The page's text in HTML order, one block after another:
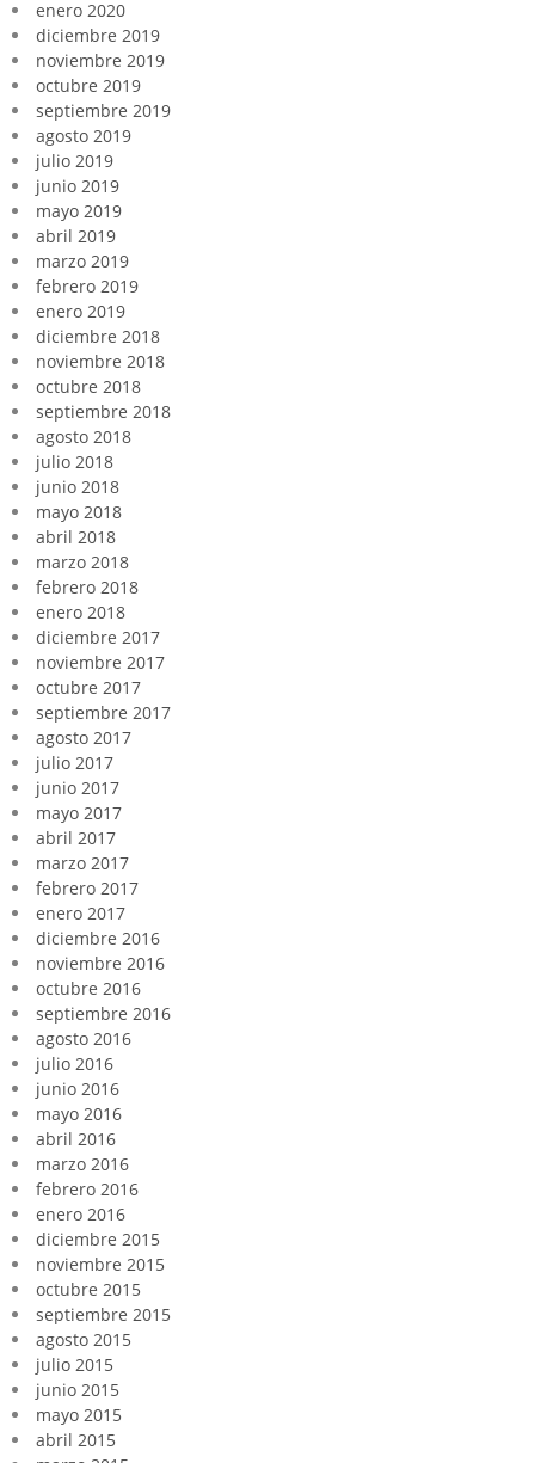
enero 2020
diciembre 2019
noviembre 2019
octubre 2019
septiembre 2019
agosto 2019
julio 2019
junio 2019
mayo 2019
abril 2019
marzo 2019
febrero 2019
enero 2019
diciembre 2018
noviembre 2018
octubre 2018
septiembre 2018
agosto 2018
julio 2018
junio 2018
mayo 2018
abril 2018
marzo 2018
febrero 2018
enero 2018
diciembre 2017
noviembre 2017
octubre 2017
septiembre 2017
agosto 2017
julio 2017
junio 2017
mayo 2017
abril 2017
marzo 2017
febrero 2017
enero 2017
diciembre 2016
noviembre 2016
octubre 2016
septiembre 2016
agosto 2016
julio 2016
junio 2016
mayo 2016
abril 2016
marzo 2016
febrero 2016
enero 2016
diciembre 2015
noviembre 2015
octubre 2015
septiembre 2015
agosto 2015
julio 2015
junio 2015
mayo 2015
abril 2015